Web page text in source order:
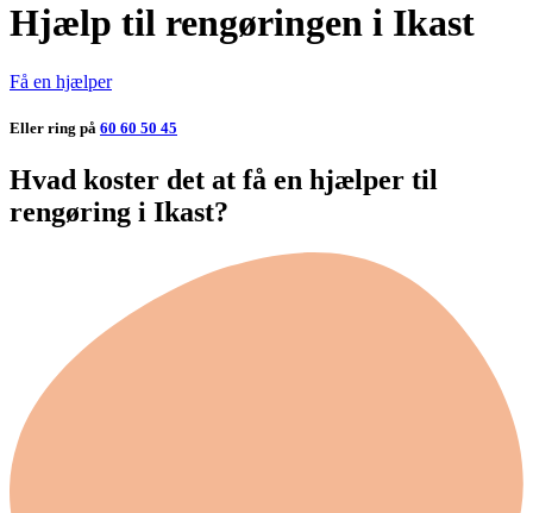
Hjælp til rengøringen i Ikast
Få en hjælper
Eller ring på 60 60 50 45
Hvad koster det at få en hjælper til
rengøring i Ikast?